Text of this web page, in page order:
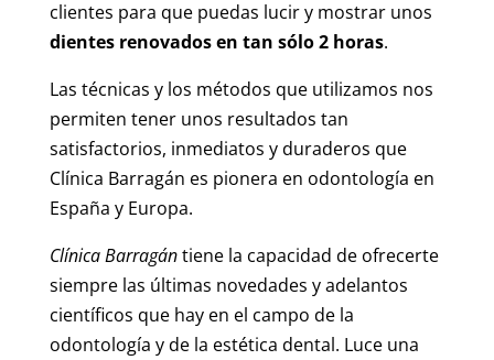
clientes para que puedas lucir y mostrar unos
dientes renovados en tan sólo 2 horas.
Las técnicas y los métodos que utilizamos nos
permiten tener unos resultados tan
satisfactorios, inmediatos y duraderos que
Clínica Barragán es pionera en odontología en
España y Europa.
Clínica Barragántiene la capacidad de ofrecerte
siempre las últimas novedades y adelantos
científicos que hay en el campo de la
odontología y de la estética dental. Luce una